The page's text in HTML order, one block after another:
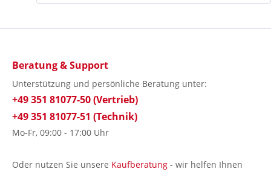
Beratung & Support
Unterstützung und persönliche Beratung unter:
+49 351 81077-50 (Vertrieb)
+49 351 81077-51 (Technik)
Mo-Fr, 09:00 - 17:00 Uhr
Oder nutzen Sie unsere Kaufberatung - wir helfen Ihnen